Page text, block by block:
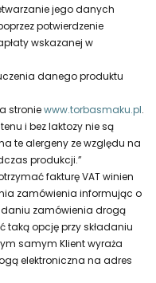
jego danych
potwierdzenie
wskazanej w
danego produktu
stroniewww.torbasmaku.pl.
i bez laktozy nie są
te alergeny ze względu na
produkcji.”
fakturę VAT winien
zamówienia informując o
zamówienia drogą
taką opcję przy składaniu
samym Klient wyraża
elektroniczna na adres